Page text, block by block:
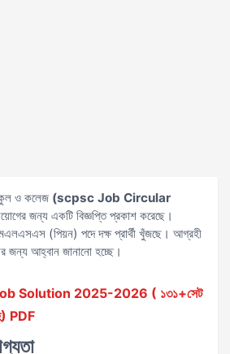
স্কুল ও কলেজ (scpsc Job Circular
জন্য একটি বিজ্ঞপ্তি প্রকাশ করেছে।
(পিয়ন) পদে দক্ষ প্রার্থী খুঁজছে। আগ্রহী
জন্য আহ্বান জানানো হচ্ছে।
Solution 2025-2026 ( ১৩১+সেট
PDF